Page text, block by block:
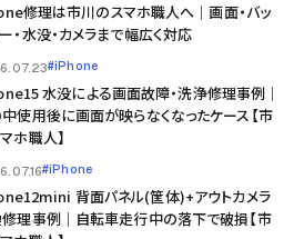
修理は市川のスマホ職人へ｜画面・バッ
・水没・カメラまで幅広く対応
#iPhone
水没による画面故障・洗浄修理事例｜
使用後に画面が映らなくなったケース【市
ホ職人】
#iPhone
背面パネル(筐体)+アウトカメラ
理事例｜自転車走行中の落下で破損【市